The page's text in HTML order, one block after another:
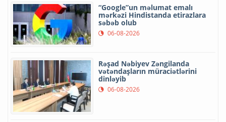
“Google”un məlumat emalı
mərkəzi Hindistanda etirazlara
səbəb olub
06-08-2026
Rəşad Nəbiyev Zəngilanda
vətəndaşların müraciətlərini
dinləyib
06-08-2026